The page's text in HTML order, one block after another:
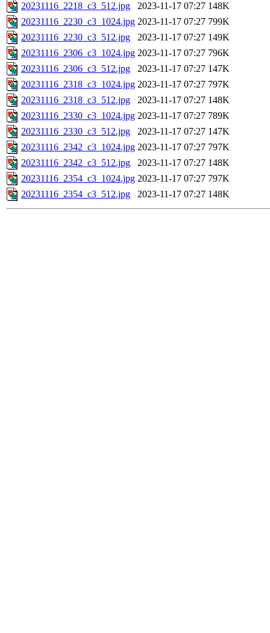
20231116_2218_c3_512.jpg
2023-11-17 07:27 148K
20231116_2230_c3_1024.jpg 2023-11-17 07:27 799K
20231116_2230_c3_512.jpg
2023-11-17 07:27 149K
20231116_2306_c3_1024.jpg 2023-11-17 07:27 796K
20231116_2306_c3_512.jpg
2023-11-17 07:27 147K
20231116_2318_c3_1024.jpg 2023-11-17 07:27 797K
20231116_2318_c3_512.jpg
2023-11-17 07:27 148K
20231116_2330_c3_1024.jpg 2023-11-17 07:27 789K
20231116_2330_c3_512.jpg
2023-11-17 07:27 147K
20231116_2342_c3_1024.jpg 2023-11-17 07:27 797K
20231116_2342_c3_512.jpg
2023-11-17 07:27 148K
20231116_2354_c3_1024.jpg 2023-11-17 07:27 797K
20231116_2354_c3_512.jpg
2023-11-17 07:27 148K